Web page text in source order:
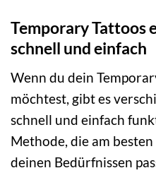
Temporary Tattoos
schnell und einfach
Wenn du dein
möchtest, gibt es
schnell und einfach
Methode, die am
deinen Bedürfnissen